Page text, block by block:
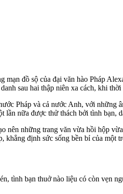
mạn đồ sộ của đại văn hào Pháp
sau hai thập niên xa cách, khi
Pháp và cả nước Anh, với
nữa được thử thách bởi tình bạn,
nên những trang văn vừa hồi hộp
định sức sống bền bỉ của một
tình bạn thuở nào liệu có còn vẹn